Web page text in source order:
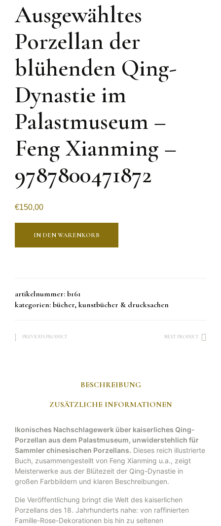
Ausgewähltes
Porzellan der
blühenden Qing-
Dynastie im
Palastmuseum –
Feng Xianming –
9787800471872
€150,00
IN DEN WARENKORB
artikelnummer: b161
kategorien: bücher, kunstbücher & drucksachen
PREVIOUS PRODUCT NEXT PRODUCT
BESCHREIBUNG
ZUSÄTZLICHE INFORMATIONEN
Ikonisches Nachschlagewerk über kaiserliches Qing-
Porzellan aus dem Palastmuseum, unwiderstehlich für
Sammler chinesischen Porzellans. Dieses reich illustrierte
Buch, zusammengestellt von Feng Xianming u.a., zeigt
Meisterwerke aus der Blütezeit der Qing-Dynastie in
großen Farbbildern und klaren Beschreibungen.
Die Veröffentlichung bringt die Welt des kaiserlichen
Porzellans des 18. Jahrhunderts nahe: von raffinierten
Famille-Rose-Dekorationen bis hin zu seltenen